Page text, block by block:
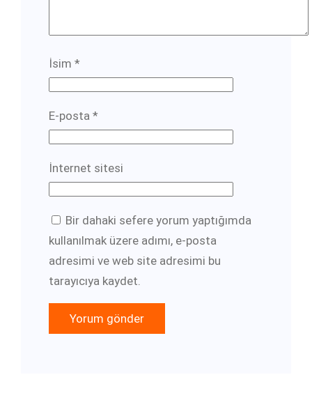
İsim *
E-posta *
İnternet sitesi
Bir dahaki sefere yorum yaptığımda
kullanılmak üzere adımı, e-posta
adresimi ve web site adresimi bu
tarayıcıya kaydet.